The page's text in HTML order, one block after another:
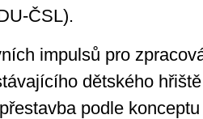
ČSL).
impulsů pro
dětského
podle konceptu